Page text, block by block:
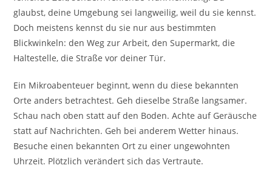
glaubst, deine Umgebung sei langweilig, weil du sie kennst.
Doch meistens kennst du sie nur aus bestimmten
Blickwinkeln: den Weg zur Arbeit, den Supermarkt, die
Haltestelle, die Straße vor deiner Tür.
Ein Mikroabenteuer beginnt, wenn du diese bekannten
Orte anders betrachtest. Geh dieselbe Straße langsamer.
Schau nach oben statt auf den Boden. Achte auf Geräusche
statt auf Nachrichten. Geh bei anderem Wetter hinaus.
Besuche einen bekannten Ort zu einer ungewohnten
Uhrzeit. Plötzlich verändert sich das Vertraute.